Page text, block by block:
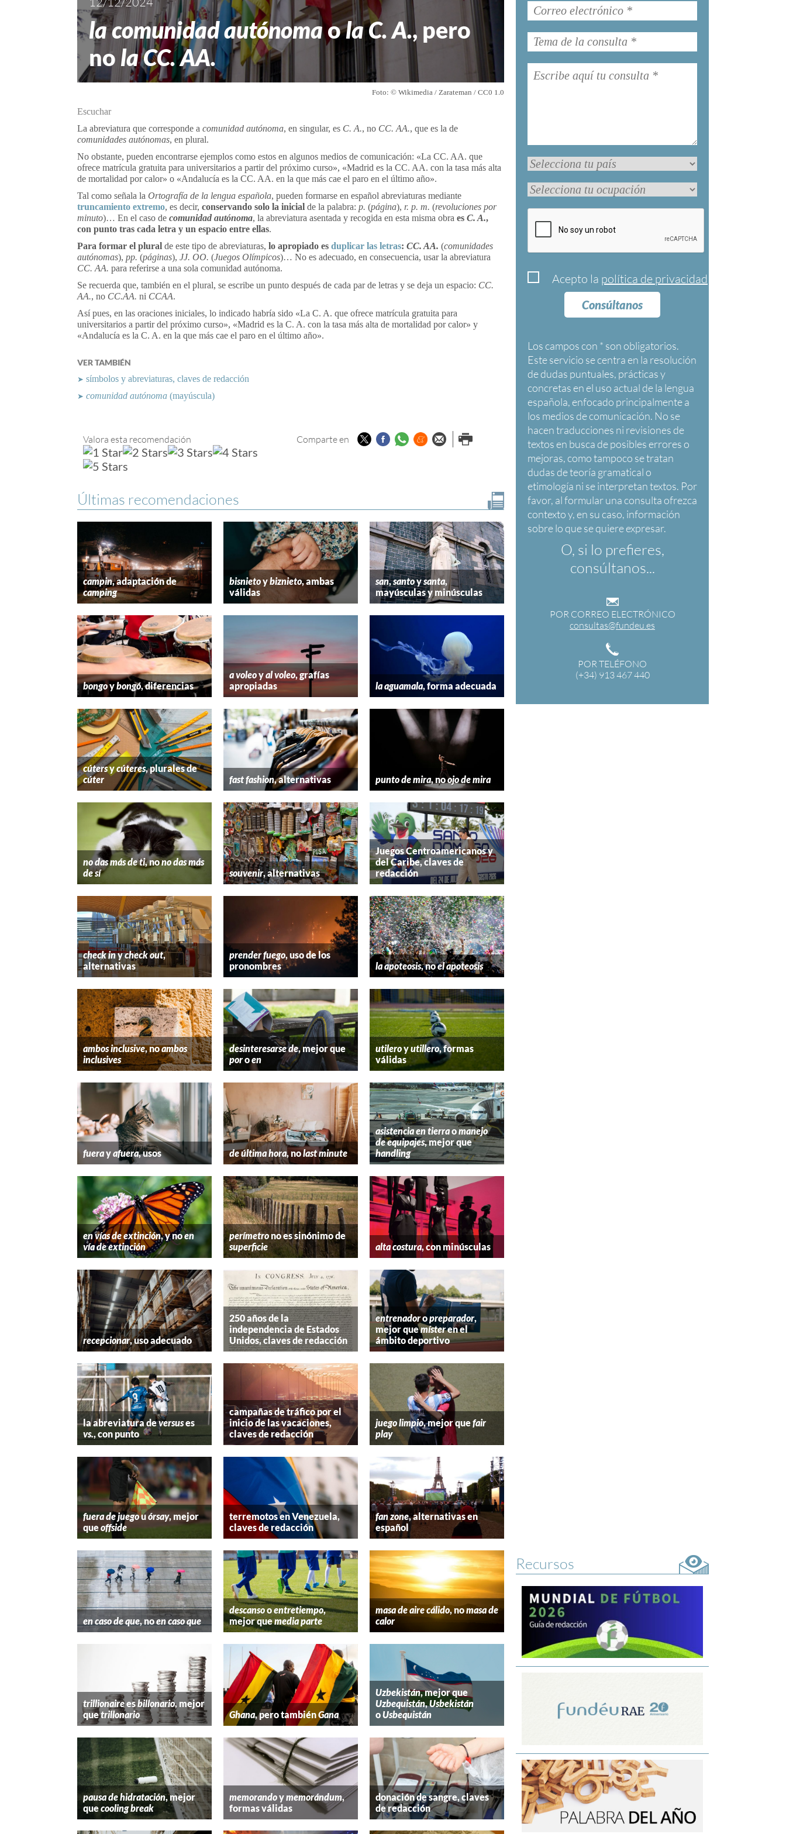
Acepto la política de privacidad
Consúltanos
Los campos con * son obligatorios
O, si lo prefieres,
consúltanos...
POR CORREO ELECTRÓNICO
consultas@fundeu.es
POR TELÉFONO
(+34) 913 467 440
la comunidad autónomaola C. A., pero
no la CC. AA.
Foto: © Wikimedia / Zarateman / CC0 1.0
Escuchar
La abreviatura que corresponde a comunidad autónoma, en singular, es C. A., no CC. AA., que es la de
comunidades autónomas, en plural.
No obstante, pueden encontrarse ejemplos como estos en algunos medios de comunicación: «La CC. AA. que
ofrece matrícula gratuita para universitarios a partir del próximo curso», «Madrid es la CC. AA. con la tasa más alta
de mortalidad por calor» o «Andalucía es la CC. AA. en la que más cae el paro en el último año».
Tal como señala la Ortografía de la lengua española, pueden formarse en español abreviaturas mediante
truncamiento extremo, es decir, conservando solo la inicial de la palabra: p. (página), r. p. m. (revoluciones por
minuto)… En el caso de comunidad autónoma, la abreviatura asentada y recogida en esta misma obra es C. A.,
con punto tras cada letra y un espacio entre ellas.
Para formar el plural de este tipo de abreviaturas, lo apropiado es duplicar las letras: CC. AA. (comunidades
autónomas), pp. (páginas), JJ. OO. (Juegos Olímpicos)… No es adecuado, en consecuencia, usar la abreviatura
CC. AA. para referirse a una sola comunidad autónoma.
Se recuerda que, también en el plural, se escribe un punto después de cada par de letras y se deja un espacio: CC.
AA., no CC.AA. ni CCAA.
Así pues, en las oraciones iniciales, lo indicado habría sido «La C. A. que ofrece matrícula gratuita para
universitarios a partir del próximo curso», «Madrid es la C. A. con la tasa más alta de mortalidad por calor» y
«Andalucía es la C. A. en la que más cae el paro en el último año».
VER TAMBIÉN
➤ símbolos y abreviaturas, claves de redacción
➤ comunidad autónoma (mayúscula)
Valora esta recomendación Comparte en TwitterFacebook
Whatsapp
Menéame
Enviar porImprimir
Últimas recomendaciones
campin, adaptación de
camping
bisnietoybiznieto, ambas
válidas
san,santoysanta,
mayúsculas y minúsculas
bongoybongó, diferencias
a voleoyal voleo, grafías
apropiadas
la aguamala, forma adecuada
cútersycúteres, plurales de
cúter
fast fashion, alternativas punto de mira, noojo de mira
no das más de ti, nono das más
de sí
souvenir, alternativas
Juegos Centroamericanos y
del Caribe, claves de
redacción
check inycheck out,
alternativas
prender fuego, uso de los
pronombres
la apoteosis, noel apoteosis
ambos inclusive, noambos
inclusives
desinteresarse de, mejor que
poroen
utileroyutillero, formas
válidas
fuerayafuera, usos de última hora, nolast minute
asistencia en tierraomanejo
de equipajes, mejor que
handling
en vías de extinción, y noen
vía de extinción
perímetrono es sinónimo de
superficie
alta costura, con minúsculas
recepcionar, uso adecuado
250 años de la
independencia de Estados
Unidos, claves de redacción
entrenadoropreparador,
mejor quemísteren el
ámbito deportivo
la abreviatura deversuses
vs., con punto
campañas de tráfico por el
inicio de las vacaciones,
claves de redacción
juego limpio, mejor quefair
play
fuera de juegouórsay, mejor
queoffside
terremotos en Venezuela,
claves de redacción
fan zone, alternativas en
español
en caso de que, noen caso que
descansooentretiempo,
mejor quemedia parte
masa de aire cálido, nomasa de
calor
trillionaireesbillonario, mejor
quetrillonario Ghana, pero tambiénGana
Uzbekistán, mejor que
Uzbequistán,Usbekistán
oUsbequistán
pausa de hidratación, mejor
quecooling break
memorandoymemorándum,
formas válidas
donación de sangre, claves
de redacción
Recursos